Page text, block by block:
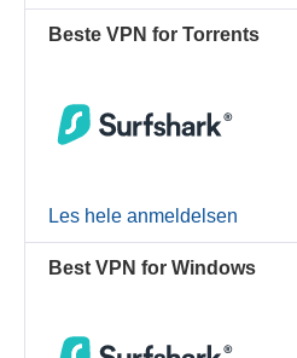
Beste VPN for Torrents
Les hele anmeldelsen
Best VPN for Windows